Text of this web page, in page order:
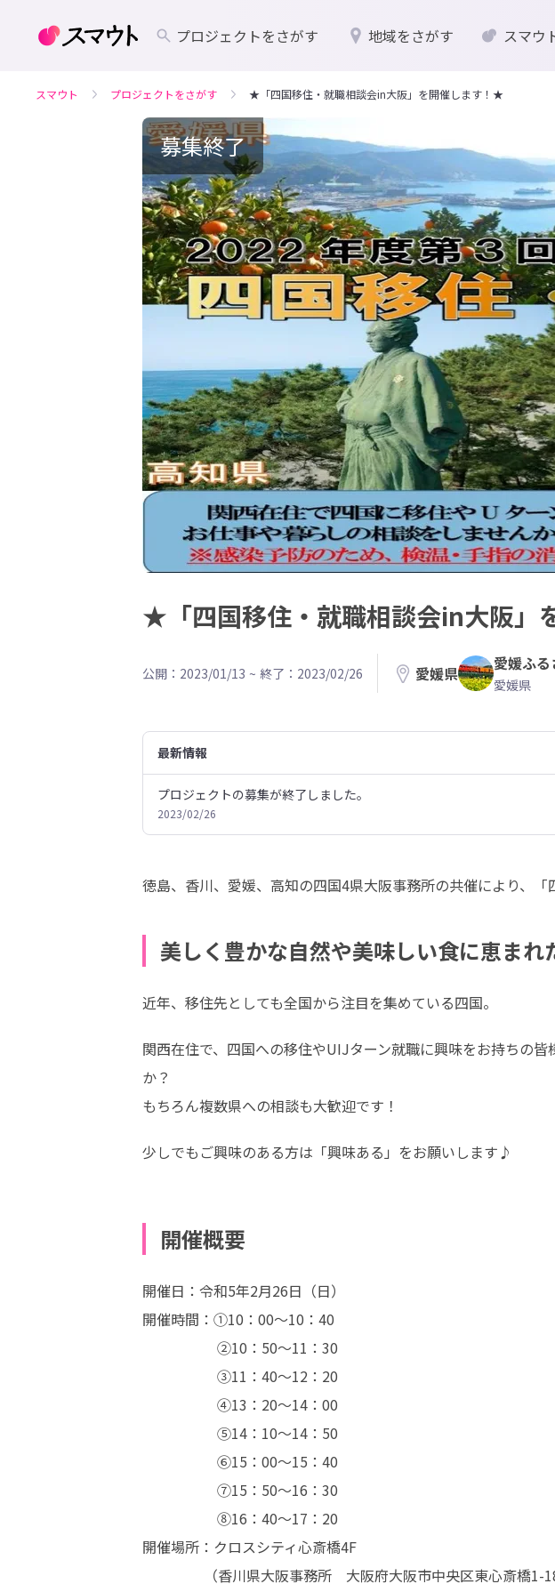
プロジェクトをさがす 地域をさがす スマウ
スマウト プロジェクトをさがす ★「四国移住・就職相談会in大阪」を開催します！★
募集終了
★「四国移住・就職相談会in大阪」
公開：2023/01/13 ~ 終了：2023/02/26 愛媛県 愛媛ふ
愛媛県
最新情報
プロジェクトの募集が終了しました。
2023/02/26
徳島、香川、愛媛、高知の四国4県大阪事務所の共催により、
美しく豊かな自然や美味しい食に恵まれ
近年、移住先としても全国から注目を集めている四国。
関西在住で、四国への移住やUIJターン就職に興味をお持ちの
か？
もちろん複数県への相談も大歓迎です！
少しでもご興味のある方は「興味ある」をお願いします♪
開催概要
開催日：令和5年2月26日（日）
開催時間：①10：00～10：40
②10：50～11：30
③11：40～12：20
④13：20～14：00
⑤14：10～14：50
⑥15：00～15：40
⑦15：50～16：30
⑧16：40～17：20
開催場所：クロスシティ心斎橋4F
（香川県大阪事務所　大阪府大阪市中央区東心斎橋1-